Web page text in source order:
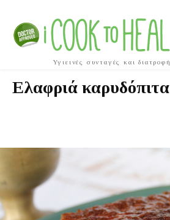
Υγιεινές συνταγές και διατροφή
Ελαφριά καρυδόπιτα